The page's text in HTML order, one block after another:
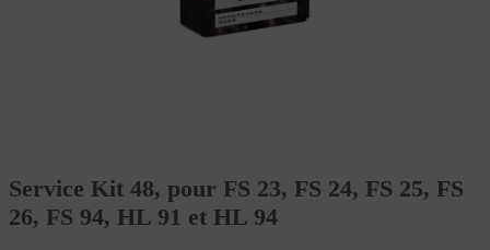
Service Kit 48, pour FS 23, FS 24, FS 25, FS
26, FS 94, HL 91 et HL 94